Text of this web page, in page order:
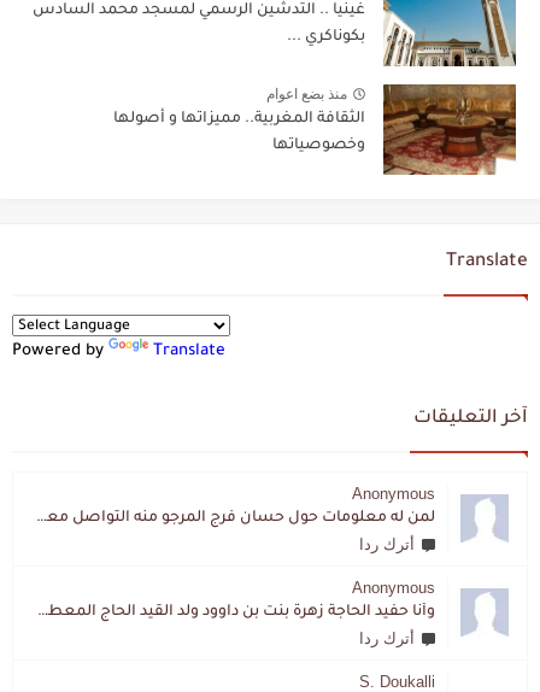
غينيا .. التدشين الرسمي لمسجد محمد السادس
بكوناكري ...
منذ بضع اعوام
الثقافة المغربية.. مميزاتها و أصولها
وخصوصياتها
Translate
Powered by Translate
آخر التعليقات
Anonymous
لمن له معلومات حول حسان فرج المرجو منه التواصل معي لقد اختفى تماما و كانت لي به علاقة تواصل خاصة
أترك ردا
Anonymous
وأنا حفيد الحاجة زهرة بنت بن داوود ولد القيد الحاج المعطي المزمزي . ولا نمتلك من إرثه شيئا .
أترك ردا
S. Doukalli